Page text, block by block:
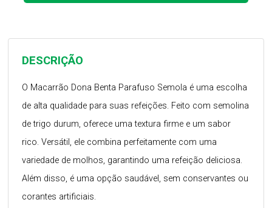
DESCRIÇÃO
O Macarrão Dona Benta Parafuso Semola é uma escolha
de alta qualidade para suas refeições. Feito com semolina
de trigo durum, oferece uma textura firme e um sabor
rico. Versátil, ele combina perfeitamente com uma
variedade de molhos, garantindo uma refeição deliciosa.
Além disso, é uma opção saudável, sem conservantes ou
corantes artificiais.